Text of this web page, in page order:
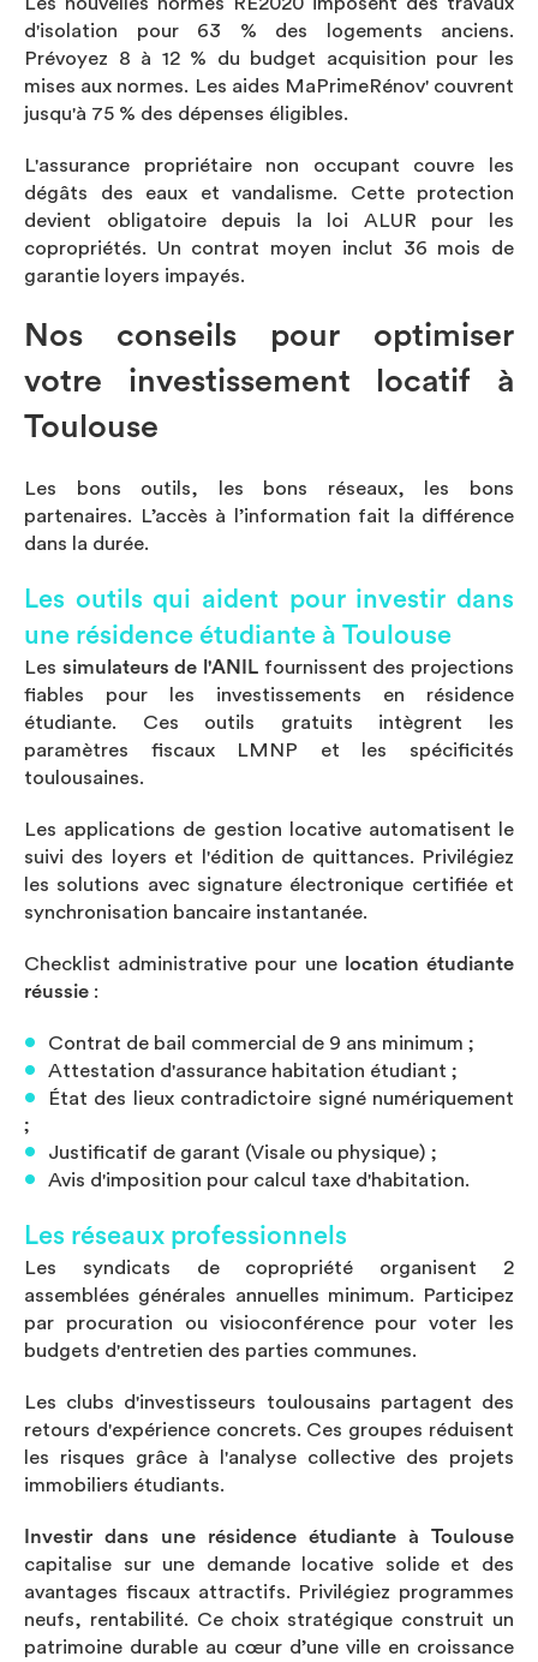
d'isolation pour 63 % des logements anciens.
Prévoyez 8 à 12 % du budget acquisition pour les
mises aux normes. Les aides MaPrimeRénov' couvrent
jusqu'à 75 % des dépenses éligibles.
L'assurance propriétaire non occupant couvre les
dégâts des eaux et vandalisme. Cette protection
devient obligatoire depuis la loi ALUR pour les
copropriétés. Un contrat moyen inclut 36 mois de
garantie loyers impayés.
Nos conseils pour optimiser
votre investissement locatif à
Toulouse
Les bons outils, les bons réseaux, les bons
partenaires. L’accès à l’information fait la différence
dans la durée.
Les outils qui aident pour investir dans
une résidence étudiante à Toulouse
Les simulateurs de l'ANIL fournissent des projections
fiables pour les investissements en résidence
étudiante. Ces outils gratuits intègrent les
paramètres fiscaux LMNP et les spécificités
toulousaines.
Les applications de gestion locative automatisent le
suivi des loyers et l'édition de quittances. Privilégiez
les solutions avec signature électronique certifiée et
synchronisation bancaire instantanée.
Checklist administrative pour une location étudiante
réussie :
Contrat de bail commercial de 9 ans minimum ;
Attestation d'assurance habitation étudiant ;
État des lieux contradictoire signé numériquement
;
Justificatif de garant (Visale ou physique) ;
Avis d'imposition pour calcul taxe d'habitation.
Les réseaux professionnels
Les syndicats de copropriété organisent 2
assemblées générales annuelles minimum. Participez
par procuration ou visioconférence pour voter les
budgets d'entretien des parties communes.
Les clubs d'investisseurs toulousains partagent des
retours d'expérience concrets. Ces groupes réduisent
les risques grâce à l'analyse collective des projets
immobiliers étudiants.
Investir dans une résidence étudiante à Toulouse
capitalise sur une demande locative solide et des
avantages fiscaux attractifs. Privilégiez programmes
neufs, rentabilité. Ce choix stratégique construit un
patrimoine durable au cœur d’une ville en croissance